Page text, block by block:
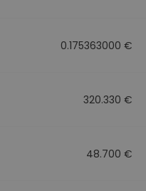
0.175363000 €
320.330 €
48.700 €